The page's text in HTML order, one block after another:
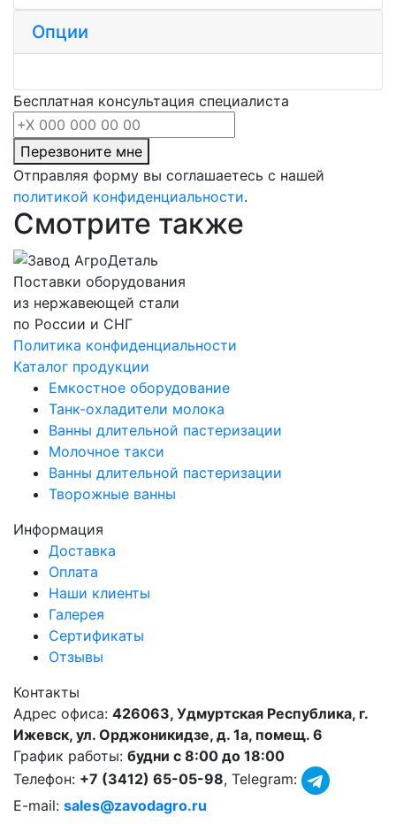
Опции
Бесплатная консультация специалиста
Перезвоните мне
Отправляя форму вы соглашаетесь с нашей
политикой конфиденциальности.
Смотрите также
Поставки оборудования
из нержавеющей стали
по России и СНГ
Политика конфиденциальности
Каталог продукции
Емкостное оборудование
Танк-охладители молока
Ванны длительной пастеризации
Молочное такси
Ванны длительной пастеризации
Творожные ванны
Информация
Доставка
Оплата
Наши клиенты
Галерея
Сертификаты
Отзывы
Контакты
Адрес офиса: 426063, Удмуртская Республика, г.
Ижевск, ул. Орджоникидзе, д. 1а, помещ. 6
График работы: будни с 8:00 до 18:00
Телефон: +7 (3412) 65-05-98, Telegram:
E-mail: sales@zavodagro.ru